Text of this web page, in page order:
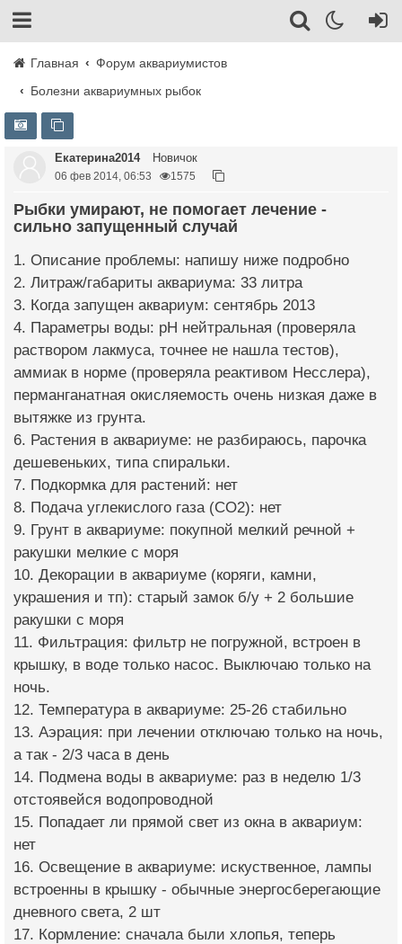
Главная
Форум аквариумистов
Болезни аквариумных рыбок
Екатерина2014 Новичок
06 фев 2014, 06:53 1575
Рыбки умирают, не помогает лечение -
сильно запущенный случай
1. Описание проблемы: напишу ниже подробно
2. Литраж/габариты аквариума: 33 литра
3. Когда запущен аквариум: сентябрь 2013
4. Параметры воды: pH нейтральная (проверяла
раствором лакмуса, точнее не нашла тестов),
аммиак в норме (проверяла реактивом Несслера),
перманганатная окисляемость очень низкая даже в
вытяжке из грунта.
6. Растения в аквариуме: не разбираюсь, парочка
дешевеньких, типа спиральки.
7. Подкормка для растений: нет
8. Подача углекислого газа (CO2): нет
9. Грунт в аквариуме: покупной мелкий речной +
ракушки мелкие с моря
10. Декорации в аквариуме (коряги, камни,
украшения и тп): старый замок б/у + 2 большие
ракушки с моря
11. Фильтрация: фильтр не погружной, встроен в
крышку, в воде только насос. Выключаю только на
ночь.
12. Температура в аквариуме: 25-26 стабильно
13. Аэрация: при лечении отключаю только на ночь,
а так - 2/3 часа в день
14. Подмена воды в аквариуме: раз в неделю 1/3
отстоявейся водопроводной
15. Попадает ли прямой свет из окна в аквариум:
нет
16. Освещение в аквариуме: искуственное, лампы
встроенны в крышку - обычные энергосберегающие
дневного света, 2 шт
17. Кормление: сначала были хлопья, теперь